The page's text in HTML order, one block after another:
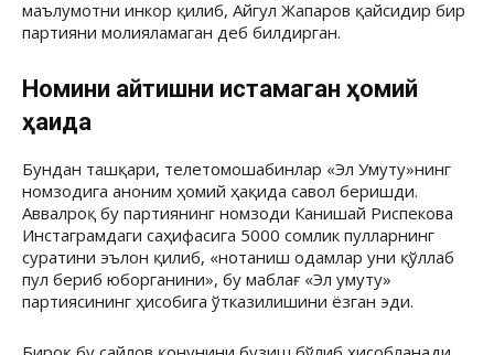
маълумотни инкор қилиб, Айгул Жапаров қайсидир бир
партияни молияламаган деб билдирган.
Номини айтишни истамаган ҳомий
ҳақида
Бундан ташқари, телетомошабинлар «Эл Умуту»нинг
номзодига аноним ҳомий ҳақида савол беришди.
Аввалроқ бу партиянинг номзоди Канишай Риспекова
Инстаграмдаги саҳифасига 5000 сомлик пулларнинг
суратини эълон қилиб, «нотаниш одамлар уни қўллаб
пул бериб юборганини», бу маблағ «Эл умуту»
партиясининг ҳисобига ўтказилишини ёзган эди.